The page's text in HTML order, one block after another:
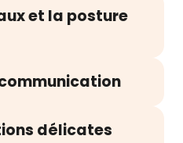
et la posture
délicates